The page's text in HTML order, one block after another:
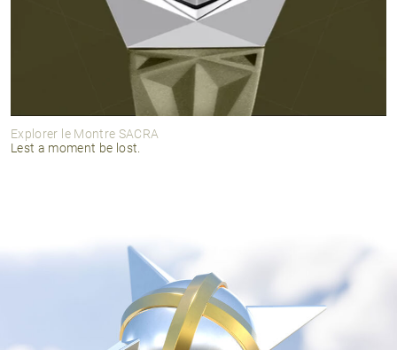
Explorer le Montre SACRA
Lest a moment be lost.